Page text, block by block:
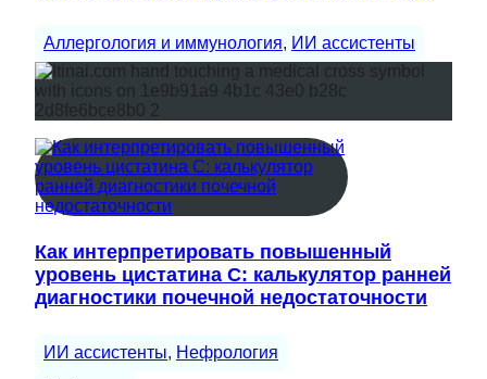
Аллергология и иммунология, ИИ ассистенты
Как интерпретировать повышенный
уровень цистатина С: калькулятор ранней
диагностики почечной недостаточности
ИИ ассистенты, Нефрология